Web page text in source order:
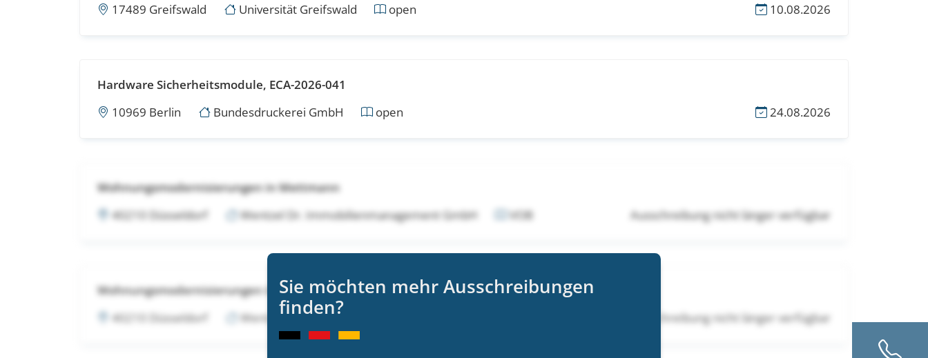
17489 Greifswald
Universität Greifswald open 10.08.2026
Hardware Sicherheitsmodule, ECA-2026-041
10969 Berlin
Bundesdruckerei GmbH open 24.08.2026
Wohnungsmodernisierungen in Mettmann
40210 Düsseldorf
Wentzel Dr. Immobilienmanagement GmbH VOB Ausschreibung nicht länger verfügbar
Wohnungsmodernisierungen in Mettmann
40210 Düsseldorf
Wentzel Dr. Immobilienmanagement GmbH Ausschreibung nicht länger verfügbar
Sie möchten mehr Ausschreibungen
finden?